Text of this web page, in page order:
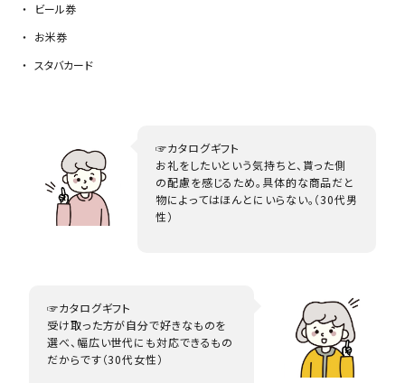
ビール券
お米券
スタバカード
☞カタログギフト
お礼をしたいという気持ちと、貰った側
の配慮を感じるため。具体的な商品だと
物によってはほんとにいらない。（30代男
性）
☞カタログギフト
受け取った方が自分で好きなものを
選べ、幅広い世代にも対応できるもの
だからです（30代女性）